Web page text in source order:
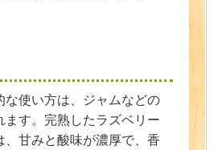
な使い方は、ジャムなどの
ます。完熟したラズベリー
、甘みと酸味が濃厚で、香